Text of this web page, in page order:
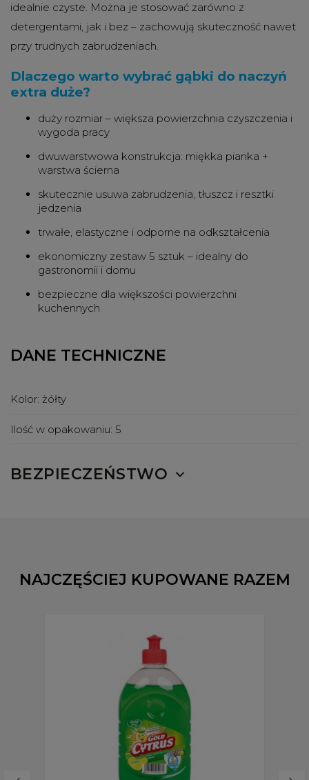
idealnie czyste. Można je stosować zarówno z
detergentami, jak i bez – zachowują skuteczność nawet
przy trudnych zabrudzeniach.
Dlaczego warto wybrać gąbki do naczyń
extra duże?
duży rozmiar – większa powierzchnia czyszczenia i
wygoda pracy
dwuwarstwowa konstrukcja: miękka pianka +
warstwa ścierna
skutecznie usuwa zabrudzenia, tłuszcz i resztki
jedzenia
trwałe, elastyczne i odporne na odkształcenia
ekonomiczny zestaw 5 sztuk – idealny do
gastronomii i domu
bezpieczne dla większości powierzchni
kuchennych
DANE TECHNICZNE
Kolor: żółty
Ilość w opakowaniu: 5
BEZPIECZEŃSTWO
NAJCZĘŚCIEJ KUPOWANE RAZEM